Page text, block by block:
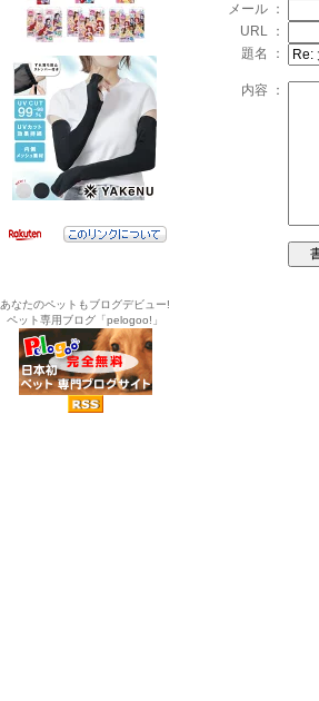
あなたのペットもブログデビュー!
ペット専用ブログ「pelogoo!」
メール ：
URL ：
題名 ：
内容 ：